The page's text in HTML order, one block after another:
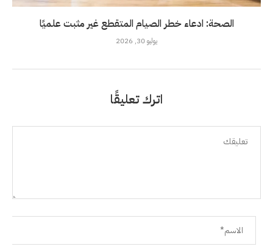
الصحة: ادعاء خطر الصيام المتقطع غير مثبت علميًا
يوليو 30, 2026
اترك تعليقًا